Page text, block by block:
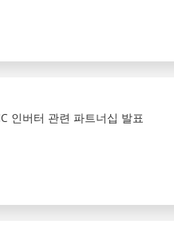
인버터 관련 파트너십 발표